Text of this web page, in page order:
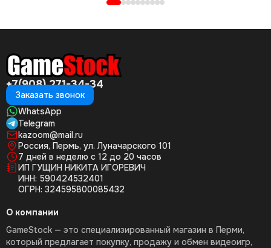
+7(908) 271-34-34
Заказать звонок
WhatsApp
Telegram
kazoom@mail.ru
Россия, Пермь, ул. Луначарского 101
7 дней в неделю с 12 до 20 часов
ИП ГУЩИН НИКИТА ИГОРЕВИЧ
ИНН: 590424532401
ОГРН: 324595800085432
О компании
GameStock — это специализированный магазин в Перми,
который предлагает покупку, продажу и обмен видеоигр,